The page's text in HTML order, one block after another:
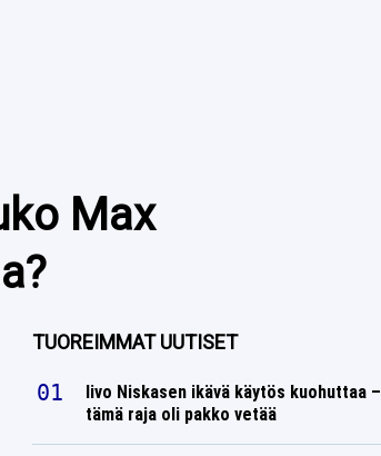
Max
TUOREIMMAT UUTISET
Iivo Niskasen ikävä käytös kuohuttaa –
tämä raja oli pakko vetää